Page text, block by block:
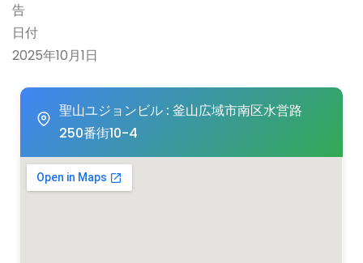
告
日付
2025年10月1日
聖山ユジョンビル : 釜山広域市南区水営路
250番街10-4